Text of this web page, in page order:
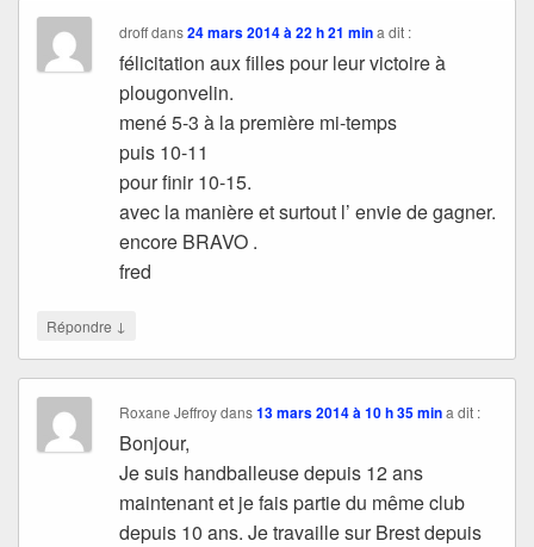
droffdans24 mars 2014 à 22 h 21 min a dit :
félicitation aux filles pour leur victoire à
plougonvelin.
mené 5-3 à la première mi-temps
puis 10-11
pour finir 10-15.
avec la manière et surtout l’ envie de gagner.
encore BRAVO .
fred
Répondre ↓
Roxane Jeffroydans13 mars 2014 à 10 h 35 min a dit :
Bonjour,
Je suis handballeuse depuis 12 ans
maintenant et je fais partie du même club
depuis 10 ans. Je travaille sur Brest depuis